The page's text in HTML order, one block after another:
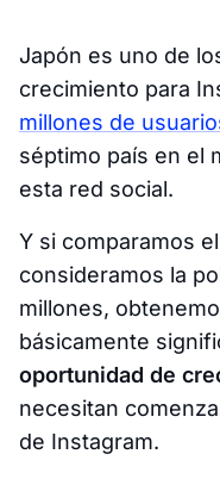
Japón es uno de
crecimiento para
millones de
séptimo país en el
esta red social.
Y si comparamos
consideramos la
millones,
básicamente
oportunidad de
necesitan
de Instagram.